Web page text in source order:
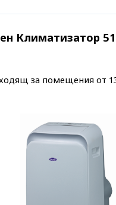
Климатизатор
за помещения от